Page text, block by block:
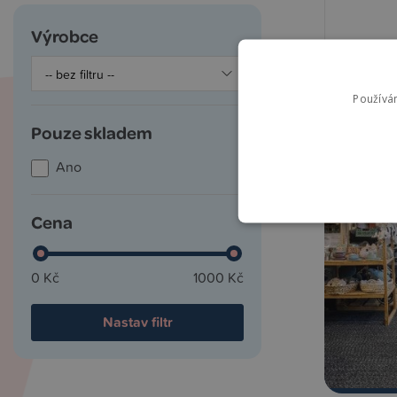
Výrobce
Pouze skladem
Ano
Cena
0 Kč 1000 Kč
1